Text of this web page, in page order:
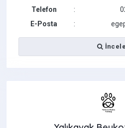
Telefon :
E-Posta
:
İncele